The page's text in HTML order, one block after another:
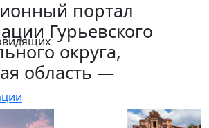
портал
Гурьевского
округа,
область —